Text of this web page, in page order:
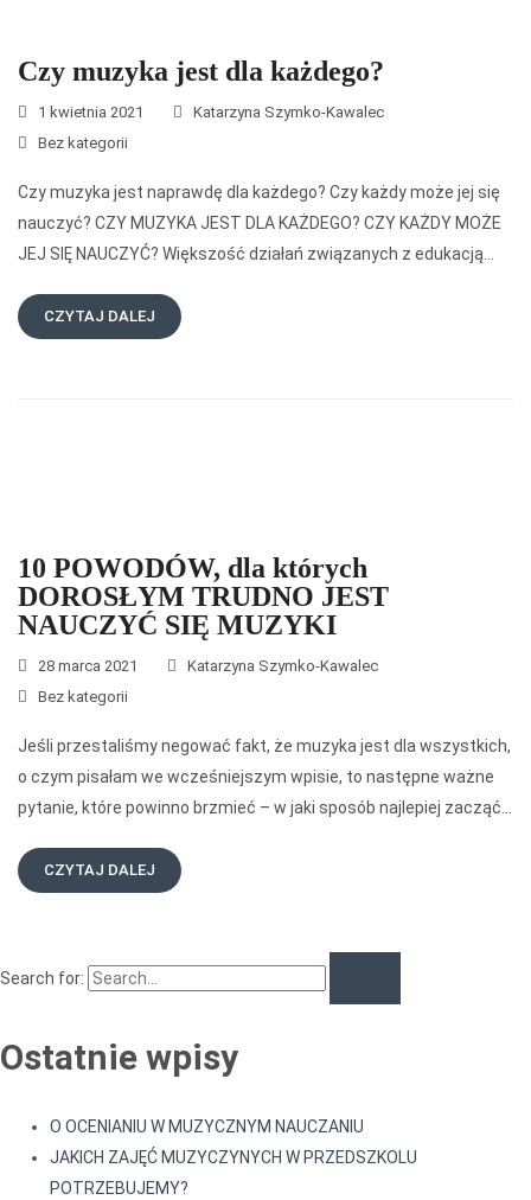
Czy muzyka jest dla każdego?
1 kwietnia 2021
Katarzyna Szymko-Kawalec
Bez kategorii
Czy muzyka jest naprawdę dla każdego? Czy każdy może jej się
nauczyć? CZY MUZYKA JEST DLA KAŻDEGO? CZY KAŻDY MOŻE
JEJ SIĘ NAUCZYĆ? Większość działań związanych z edukacją…
CZYTAJ DALEJ
10 POWODÓW, dla których
DOROSŁYM TRUDNO JEST
NAUCZYĆ SIĘ MUZYKI
28 marca 2021
Katarzyna Szymko-Kawalec
Bez kategorii
Jeśli przestaliśmy negować fakt, że muzyka jest dla wszystkich,
o czym pisałam we wcześniejszym wpisie, to następne ważne
pytanie, które powinno brzmieć – w jaki sposób najlepiej zacząć…
CZYTAJ DALEJ
Search for:
Ostatnie wpisy
O OCENIANIU W MUZYCZNYM NAUCZANIU
­­JAKICH ZAJĘĆ MUZYCZYNYCH W PRZEDSZKOLU
POTRZEBUJEMY?